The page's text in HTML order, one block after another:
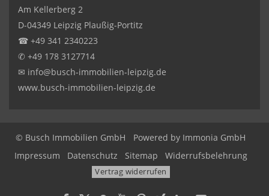
Am Kellerberg 2
D-04349 Leipzig Plaußig-Portitz
☎ +49 341 2340223
✆ +49 178 3127714
✉ info@busch-immobilien-leipzig.de
www.busch-immobilien-leipzig.de
© Busch Immobilien GmbH
Powered by Immonia GmbH
Impressum
Datenschutz Sitemap Widerrufsbelehrung
Vertrag widerrufen